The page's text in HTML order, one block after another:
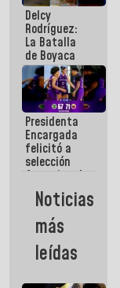
Delcy
Rodríguez:
La Batalla
de Boyaca
representa
un capítulo
decisivo en
la gesta
emancipadora
de nuestra
América
Presidenta
Encargada
felicitó a
selección
femenina de
baloncesto
por su
clasificación
a la
AmeriCup
2027
Noticias
más
leídas